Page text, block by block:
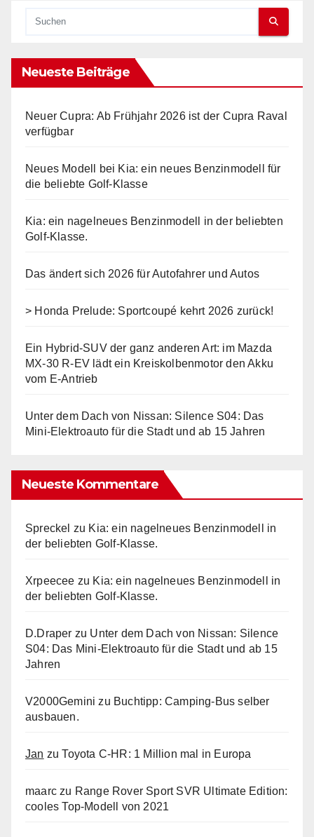
Neueste Beiträge
Neuer Cupra: Ab Frühjahr 2026 ist der Cupra Raval
verfügbar
Neues Modell bei Kia: ein neues Benzinmodell für
die beliebte Golf-Klasse
Kia: ein nagelneues Benzinmodell in der beliebten
Golf-Klasse.
Das ändert sich 2026 für Autofahrer und Autos
> Honda Prelude: Sportcoupé kehrt 2026 zurück!
Ein Hybrid-SUV der ganz anderen Art: im Mazda
MX-30 R-EV lädt ein Kreiskolbenmotor den Akku
vom E-Antrieb
Unter dem Dach von Nissan: Silence S04: Das
Mini-Elektroauto für die Stadt und ab 15 Jahren
Neueste Kommentare
Spreckel zu Kia: ein nagelneues Benzinmodell in
der beliebten Golf-Klasse.
Xrpeecee zu Kia: ein nagelneues Benzinmodell in
der beliebten Golf-Klasse.
D.Draper zu Unter dem Dach von Nissan: Silence
S04: Das Mini-Elektroauto für die Stadt und ab 15
Jahren
V2000Gemini zu Buchtipp: Camping-Bus selber
ausbauen.
Jan zuToyota C-HR: 1 Million mal in Europa
maarc zu Range Rover Sport SVR Ultimate Edition:
cooles Top-Modell von 2021